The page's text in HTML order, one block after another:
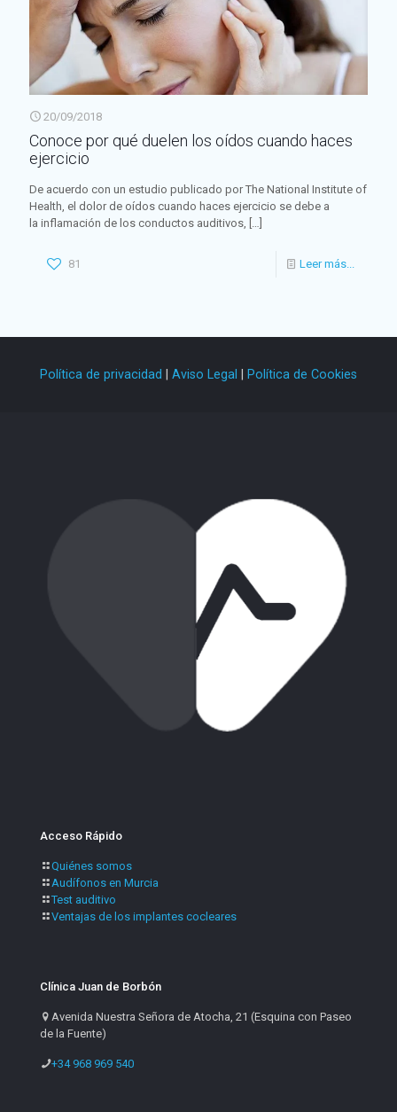
20/09/2018
Conoce por qué duelen los oídos cuando haces
ejercicio
De acuerdo con un estudio publicado por The National Institute of
Health, el dolor de oídos cuando haces ejercicio se debe a
la inflamación de los conductos auditivos,
81 Leer más...
Política de privacidad Aviso Legal Política de Cookies
Acceso Rápido
Quiénes somos
Audífonos en Murcia
Test auditivo
Ventajas de los implantes cocleares
Clínica Juan de Borbón
Avenida Nuestra Señora de Atocha, 21 (Esquina con Paseo
de la Fuente)
+34 968 969 540